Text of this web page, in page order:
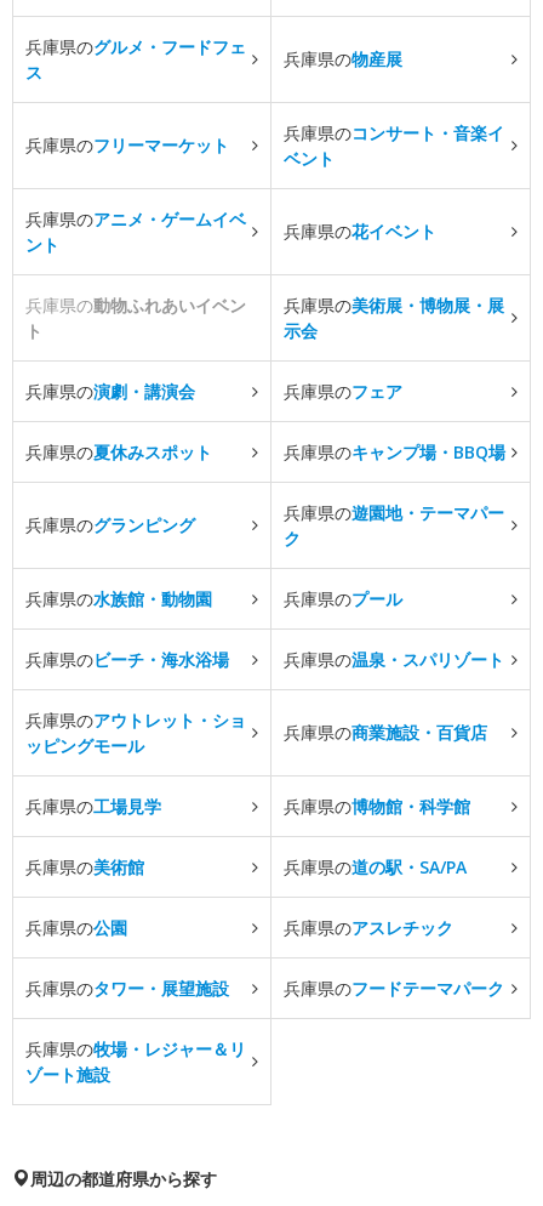
兵庫県のグルメ・フードフェ
ス
兵庫県の物産展
兵庫県のフリーマーケット
兵庫県のコンサート・音楽イ
ベント
兵庫県のアニメ・ゲームイベ
ント
兵庫県の花イベント
兵庫県の動物ふれあいイベン
ト
兵庫県の美術展・博物展・展
示会
兵庫県の演劇・講演会 兵庫県のフェア
兵庫県の夏休みスポット 兵庫県のキャンプ場・BBQ場
兵庫県のグランピング
兵庫県の遊園地・テーマパー
ク
兵庫県の水族館・動物園 兵庫県のプール
兵庫県のビーチ・海水浴場 兵庫県の温泉・スパリゾート
兵庫県のアウトレット・ショ
ッピングモール
兵庫県の商業施設・百貨店
兵庫県の工場見学 兵庫県の博物館・科学館
兵庫県の美術館 兵庫県の道の駅・SA/PA
兵庫県の公園 兵庫県のアスレチック
兵庫県のタワー・展望施設 兵庫県のフードテーマパーク
兵庫県の牧場・レジャー＆リ
ゾート施設
周辺の都道府県から探す